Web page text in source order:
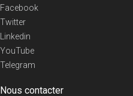
Facebook
Twitter
Linkedin
YouTube
Telegram
Nous contacter